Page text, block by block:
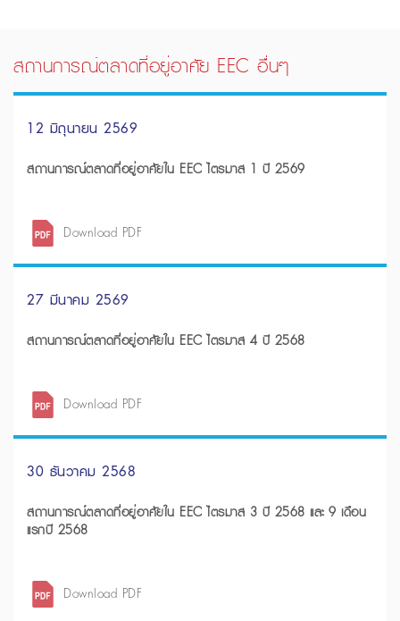
สถานการณ์ตลาดที่อยู่อาศัย EEC อื่นๆ
12 มิถุนายน 2569
สถานการณ์ตลาดที่อยู่อาศัยใน EEC ไตรมาส 1 ปี 2569
Download PDF
27 มีนาคม 2569
สถานการณ์ตลาดที่อยู่อาศัยใน EEC ไตรมาส 4 ปี 2568
Download PDF
30 ธันวาคม 2568
สถานการณ์ตลาดที่อยู่อาศัยใน EEC ไตรมาส 3 ปี 2568 และ 9 เดือน
แรกปี 2568
Download PDF